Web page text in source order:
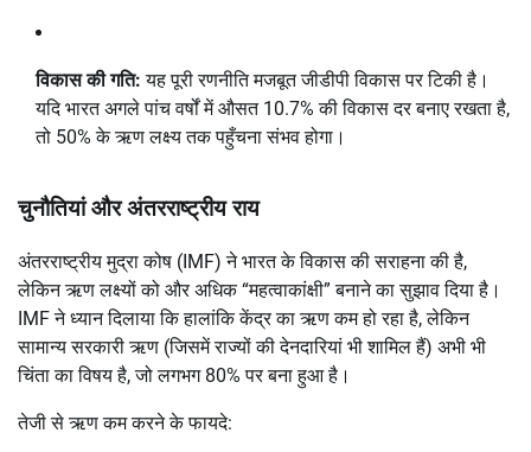
विकास की गति: यह पूरी रणनीति मजबूत जीडीपी विकास पर टिकी है।
यदि भारत अगले पांच वर्षों में औसत 10.7% की विकास दर बनाए रखता है,
तो 50% के ऋण लक्ष्य तक पहुँचना संभव होगा।
चुनौतियां और अंतरराष्ट्रीय राय
अंतरराष्ट्रीय मुद्रा कोष (IMF) ने भारत के विकास की सराहना की है,
लेकिन ऋण लक्ष्यों को और अधिक “महत्वाकांक्षी” बनाने का सुझाव दिया है।
IMF ने ध्यान दिलाया कि हालांकि केंद्र का ऋण कम हो रहा है, लेकिन
सामान्य सरकारी ऋण (जिसमें राज्यों की देनदारियां भी शामिल हैं) अभी भी
चिंता का विषय है, जो लगभग 80% पर बना हुआ है।
तेजी से ऋण कम करने के फायदे: